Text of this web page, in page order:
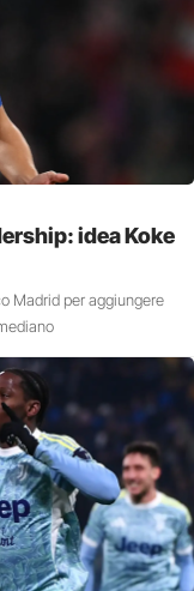
idea Koke
Madrid per aggiungere